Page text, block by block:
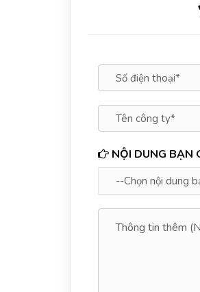
NỘI DUNG BẠN